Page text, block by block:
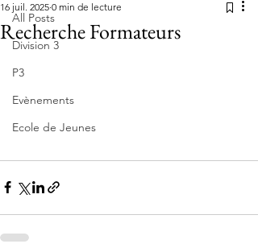
All Posts
Division 3
P3
Evènements
Ecole de Jeunes
Recherche Formateurs
16 juil. 2025 0 min de lecture